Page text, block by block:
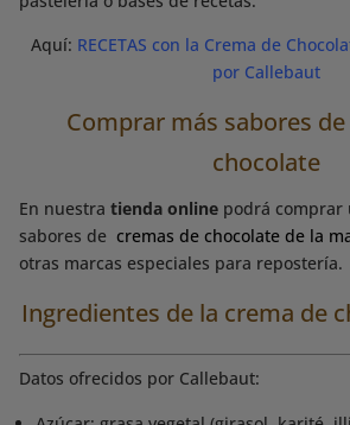
Aquí: RECETAS con la Crema de
por Callebaut
Comprar más sabores
chocolate
En nuestratienda online podrá comprar
sabores de cremas de chocolate de la
otras marcas especiales para repostería.
Ingredientes de la crema de
Datos ofrecidos por Callebaut: